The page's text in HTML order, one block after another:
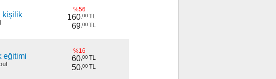
kişilik
%56
160,00TL
69,00TL
eğitimi
%16
60,00TL
50,00TL